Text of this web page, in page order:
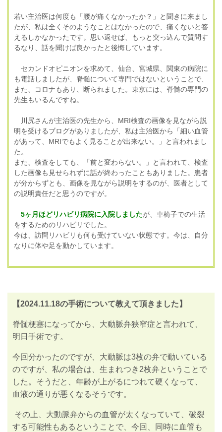
若い主治医は何度も「腰が痛くなかったか？」と聞きに来まし
たが、私は全くそのようなことはなかったので、痛くないと答
えるしかなかったです。思い返せば、もっと突っ込んで質問す
るなり、話を聞けば良かったと後悔しています。
セカンドオピニオンを求めて、仙台、宮城県、関東の病院に
も電話しましたが、脊髄について専門ではないということで、
また、コロナもあり、断られました。東京には、脊髄の専門の
先生もいるんですね。
川尻さんが主治医の先生から、MRI検査の画像を見ながら説
明を受けるブログがありましたが、私は主治医から「細い血管
があって、MRIでもよく見ることが出来ない。」と言われまし
た。
また、検査をしても、「前と変わらない。」と言われて、検査
した画像も見せられずに話が終わったこともありました。患者
が分からずとも、画像を見ながら説明をするのが、医者として
の説明責任だと思うのですが。
5ヶ月ほどリハビリ病院に入院しましたが、車椅子での生活
をするためのリハビリでした。
今は、訪問リハビリも何も受けていない状態です。今は、自分
なりに体や足を動かしています。
【2024.11.18の手術について教えて頂きました】
脊髄梗塞になってから、大動脈弁狭窄症と言われて、
明日手術です。
今回分かったのですが、大動脈は3枚の弁で動いている
のですが、私の場合は、生まれつき 2枚弁ということで
した。そうだと、年齢が上がるにつれて硬くなって、
血液の通りが悪くなるそうです。
その上、大動脈弁からの血管が太くなっていて、破裂
する可能性もあるということで、今回、同時に血管も